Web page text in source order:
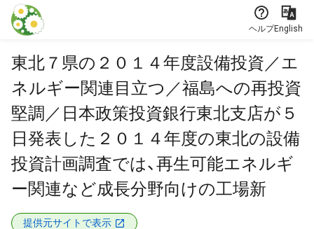
本文に飛ぶ
ヘルプEnglish
東北７県の２０１４年度設備投資／エ
ネルギー関連目立つ／福島への再投資
堅調／日本政策投資銀行東北支店が５
日発表した２０１４年度の東北の設備
投資計画調査では、再生可能エネルギ
ー関連など成長分野向けの工場新
提供元サイトで表示